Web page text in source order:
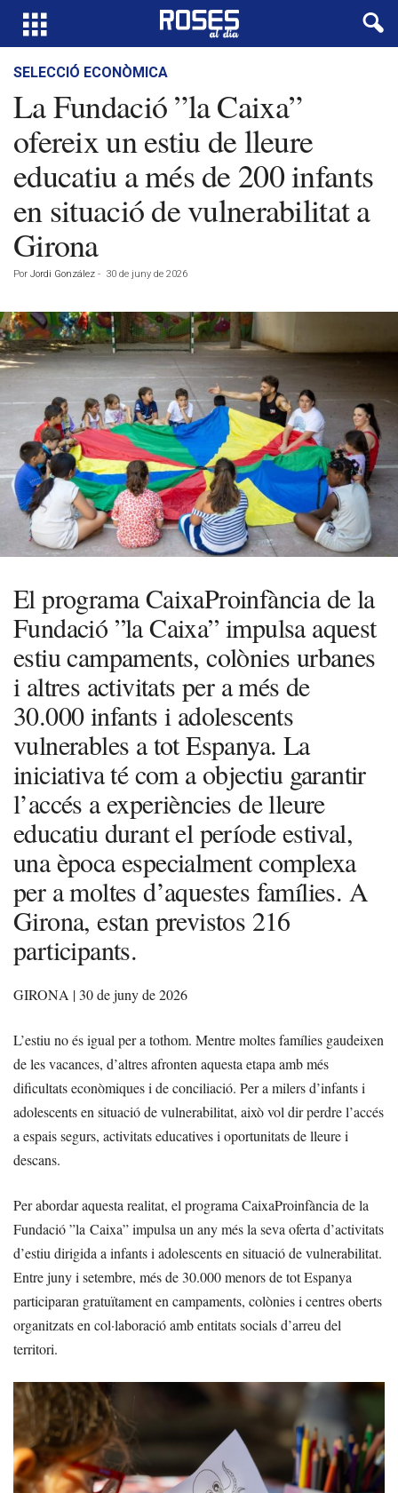
SELECCIÓ ECONÒMICA
La Fundació ”la Caixa”
ofereix un estiu de lleure
educatiu a més de 200 infants
en situació de vulnerabilitat a
Girona
Por Jordi González - 30 de juny de 2026
El programa CaixaProinfància de la
Fundació ”la Caixa” impulsa aquest
estiu campaments, colònies urbanes
i altres activitats per a més de
30.000 infants i adolescents
vulnerables a tot Espanya. La
iniciativa té com a objectiu garantir
l’accés a experiències de lleure
educatiu durant el període estival,
una època especialment complexa
per a moltes d’aquestes famílies. A
Girona, estan previstos 216
participants.
GIRONA | 30 de juny de 2026
L’estiu no és igual per a tothom. Mentre moltes famílies gaudeixen
de les vacances, d’altres afronten aquesta etapa amb més
dificultats econòmiques i de conciliació. Per a milers d’infants i
adolescents en situació de vulnerabilitat, això vol dir perdre l’accés
a espais segurs, activitats educatives i oportunitats de lleure i
descans.
Per abordar aquesta realitat, el programa CaixaProinfància de la
Fundació ”la Caixa” impulsa un any més la seva oferta d’activitats
d’estiu dirigida a infants i adolescents en situació de vulnerabilitat.
Entre juny i setembre, més de 30.000 menors de tot Espanya
participaran gratuïtament en campaments, colònies i centres oberts
organitzats en col·laboració amb entitats socials d’arreu del
territori.